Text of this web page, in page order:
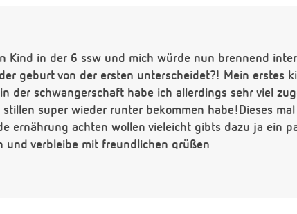
Kind in der 6 ssw und mich würde nun brennend
geburt von der ersten unterscheidet?! Mein erstes
der schwangerschaft habe ich allerdings sehr viel
super wieder runter bekommen habe!Dieses
ernährung achten wollen vieleicht gibts dazu ja ein
und verbleibe mit freundlichen grüßen